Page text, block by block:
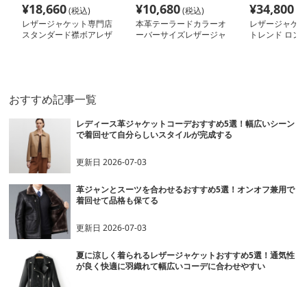
¥18,660(税込)
レザージャケット専門店
スタンダード襟ボアレザ
¥10,680(税込)
本革テーラードカラーオ
ーバーサイズレザージャ
¥34,800
レザージャケ
トレンド ロン
おすすめ記事一覧
レディース革ジャケットコーデおすすめ5選！幅広いシーン
で着回せて自分らしいスタイルが完成する
更新日2026-07-03
革ジャンとスーツを合わせるおすすめ5選！オンオフ兼用で
着回せて品格も保てる
更新日2026-07-03
夏に涼しく着られるレザージャケットおすすめ5選！通気性
が良く快適に羽織れて幅広いコーデに合わせやすい